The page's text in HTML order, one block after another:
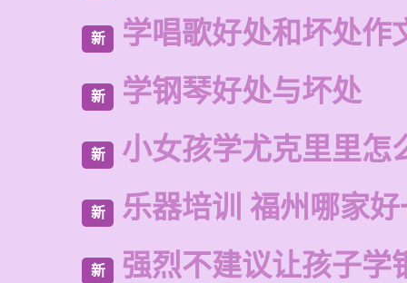
新 学唱歌好处和坏处作
新 学钢琴好处与坏处
新 小女孩学尤克里里怎
新 乐器培训 福州哪家
新 强烈不建议让孩子学